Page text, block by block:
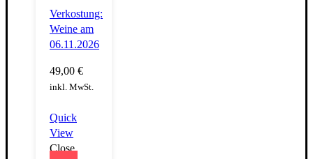
Verkostung:
Weine am
06.11.2026
49,00 €
inkl. MwSt.
Quick
View
Close